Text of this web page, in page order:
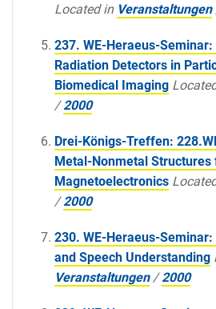
Located in Veranstaltungen
237. WE-Heraeus-
Radiation Detectors in
Biomedical Imaging
/2000
Drei-Königs-Treffen:
Metal-Nonmetal Structures
Magnetoelectronics
/2000
230. WE-Heraeus-
and Speech Understanding
Veranstaltungen /2000